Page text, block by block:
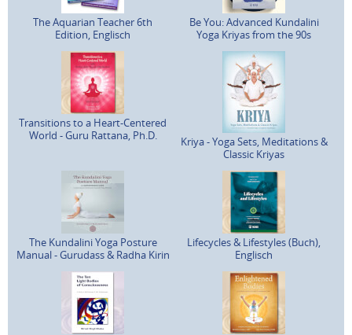
The Aquarian Teacher 6th
Edition, Englisch
Be You: Advanced Kundalini
Yoga Kriyas from the 90s
Transitions to a Heart-Centered
World - Guru Rattana, Ph.D.
Kriya - Yoga Sets, Meditations &
Classic Kriyas
The Kundalini Yoga Posture
Manual - Gurudass & Radha Kirin
Lifecycles & Lifestyles (Buch),
Englisch